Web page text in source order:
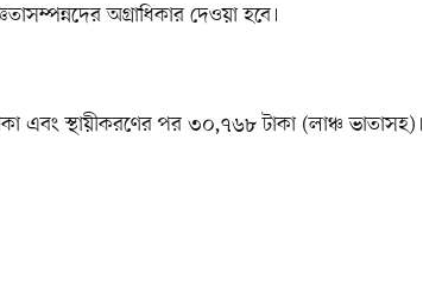
অগ্রাধিকার দেওয়া হবে।
এবং স্থায়ীকরণের পর ৩০,৭৬৮ টাকা (লাঞ্চ ভাতাসহ)।